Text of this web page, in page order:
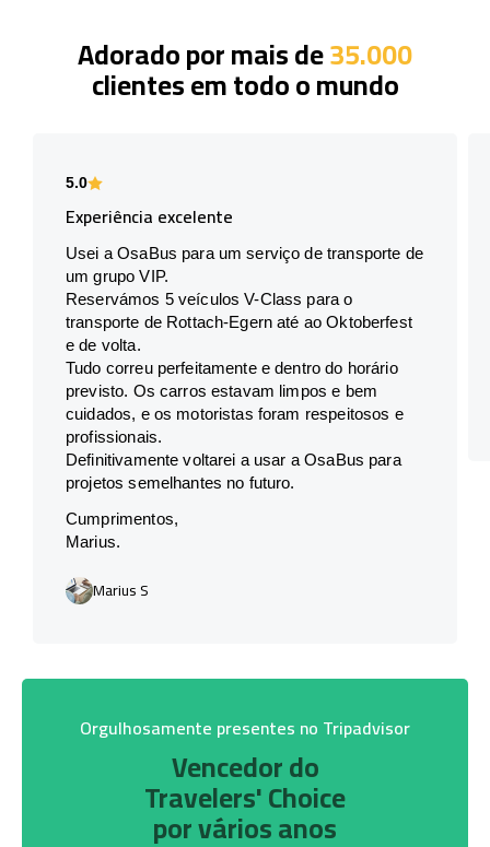
Adorado por mais de35.000
clientes em todo o mundo
5.0
Experiência excelente
Usei a OsaBus para um serviço de transporte de
um grupo VIP.
Reservámos 5 veículos V-Class para o
transporte de Rottach-Egern até ao Oktoberfest
e de volta.
Tudo correu perfeitamente e dentro do horário
previsto. Os carros estavam limpos e bem
cuidados, e os motoristas foram respeitosos e
profissionais.
Definitivamente voltarei a usar a OsaBus para
projetos semelhantes no futuro.
Cumprimentos,
Marius.
Marius S
Orgulhosamente presentes no Tripadvisor
Vencedor do
Travelers' Choice
por vários anos